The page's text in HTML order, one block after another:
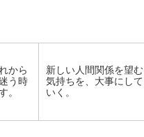
から
う時
。
新しい人間関係を望む
気持ちを、大事にして
いく。